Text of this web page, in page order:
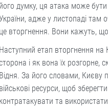
його думку, ця атака може
адже у листопаді там
це вторгнення. Вони кажуть,
Наступний етап вторгнення на
і як вона їх розгорне,
Відня. За його словами, Києву
військові ресурси, щоб
контратакувати та